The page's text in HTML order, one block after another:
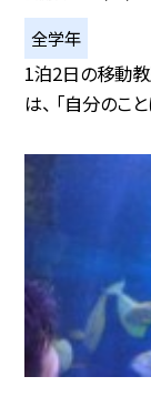
全学年
1泊2日の移動
は、 「自分のこ